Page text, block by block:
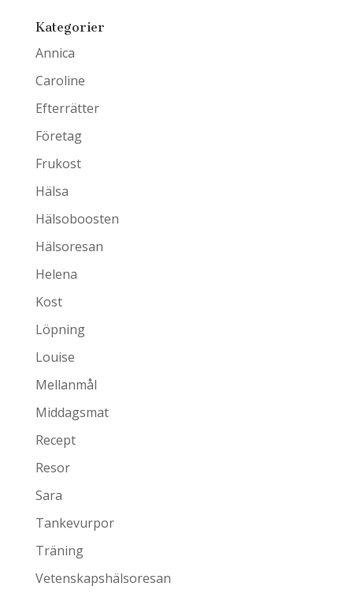
Kategorier
Annica
Caroline
Efterrätter
Företag
Frukost
Hälsa
Hälsoboosten
Hälsoresan
Helena
Kost
Löpning
Louise
Mellanmål
Middagsmat
Recept
Resor
Sara
Tankevurpor
Träning
Vetenskapshälsoresan